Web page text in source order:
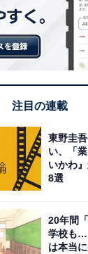
注目の連載
東野圭
い、「
いかわ
8選
20年間
学校も…
は本当